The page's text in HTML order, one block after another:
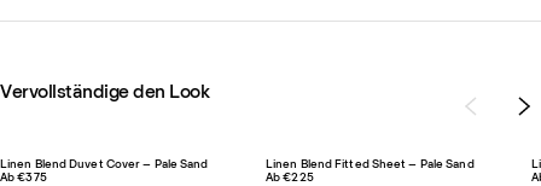
Vervollständige den Look
Linen Blend Duvet Cover – Pale Sand
Ab €375
Linen Blend Fitted Sheet – Pale Sand
Ab €225